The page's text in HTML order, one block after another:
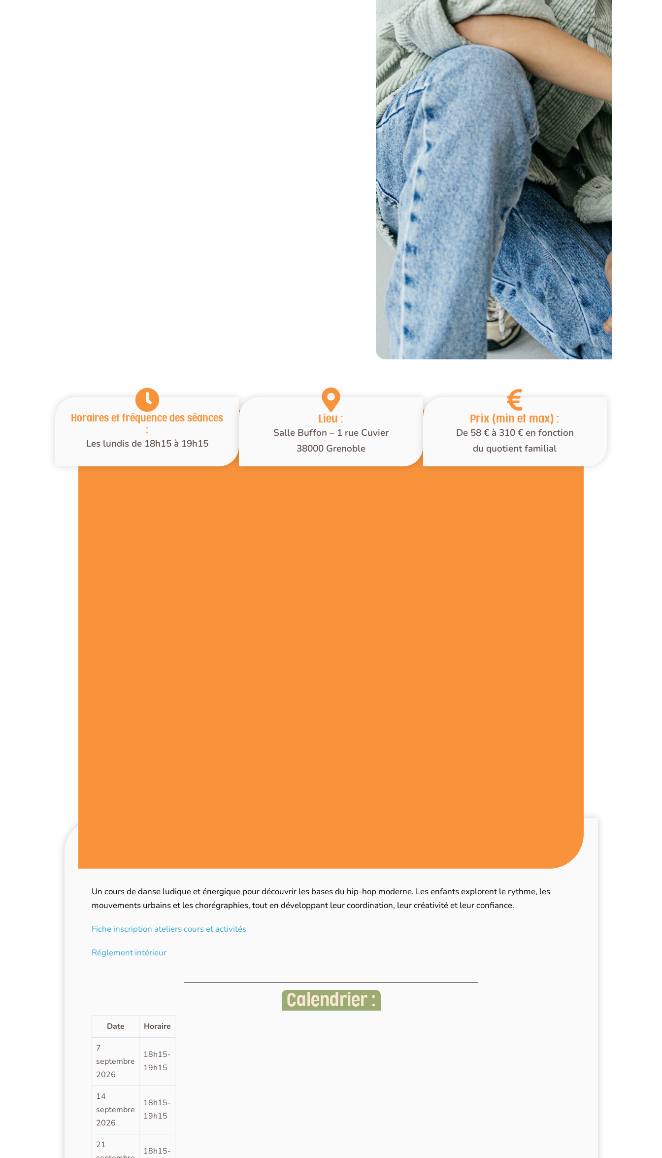
Horaires et fréquence des séances
:
Les lundis de 18h15 à 19h15
Lieu :
Salle Buffon – 1 rue Cuvier
38000 Grenoble
Prix (min et max) :
De 58 € à 310 € en fonction
du quotient familial
Un cours de danse ludique et énergique pour découvrir les bases du hip-hop moderne. Les enfants explorent le rythme, les
mouvements urbains et les chorégraphies, tout en développant leur coordination, leur créativité et leur confiance.
Fiche inscription ateliers cours et activités
Réglement intérieur
Calendrier :
Date
Horaire
7
septembre
2026
18h15-
19h15
14
septembre
2026
18h15-
19h15
21
18h15-